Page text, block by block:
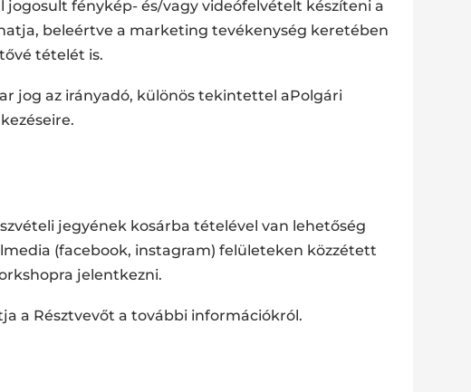
jogosult fénykép- és/vagy videófelvételt készíteni a
beleértve a marketing tevékenység keretében
tételét is.
jog az irányadó, különös tekintettel aPolgári
jegyének kosárba tételével van lehetőség
(facebook, instagram) felületeken közzétett
jelentkezni.
a Résztvevőt a további információkról.